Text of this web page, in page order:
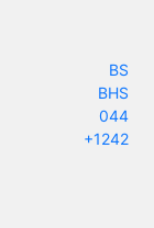
BS
BHS
044
+1242